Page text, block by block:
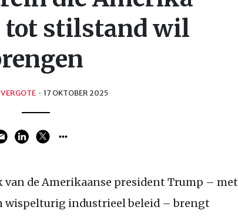
tot stilstand wil
· 17 OKTOBER 2025
de Amerikaanse president Trump – met
wispelturig industrieel beleid – brengt